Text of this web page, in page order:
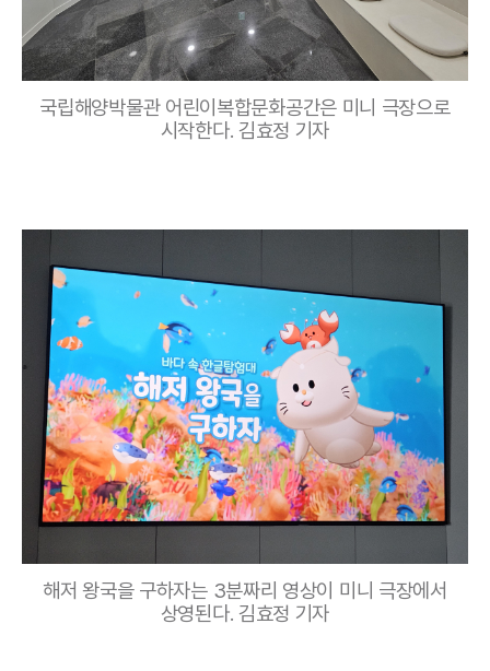
국립해양박물관 어린이복합문화공간은 미니 극장으로
시작한다. 김효정 기자
해저 왕국을 구하자는 3분짜리 영상이 미니 극장에서
상영된다. 김효정 기자